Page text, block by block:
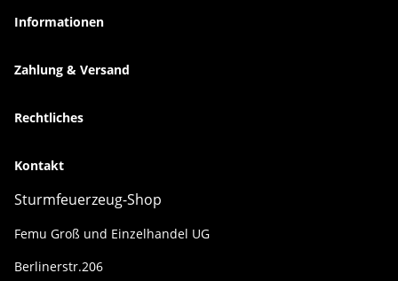
Informationen
Zahlung & Versand
Rechtliches
Kontakt
Sturmfeuerzeug-Shop
Femu Groß und Einzelhandel UG
Berlinerstr.206